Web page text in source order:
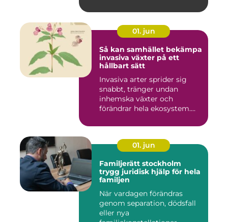
01. jun
Så kan samhället bekämpa
invasiva växter på ett
hållbart sätt
Invasiva arter sprider sig
snabbt, tränger undan
inhemska växter och
förändrar hela ekosystem.
01. jun
Familjerätt stockholm
trygg juridisk hjälp för hela
familjen
När vardagen förändras
genom separation, dödsfall
eller nya